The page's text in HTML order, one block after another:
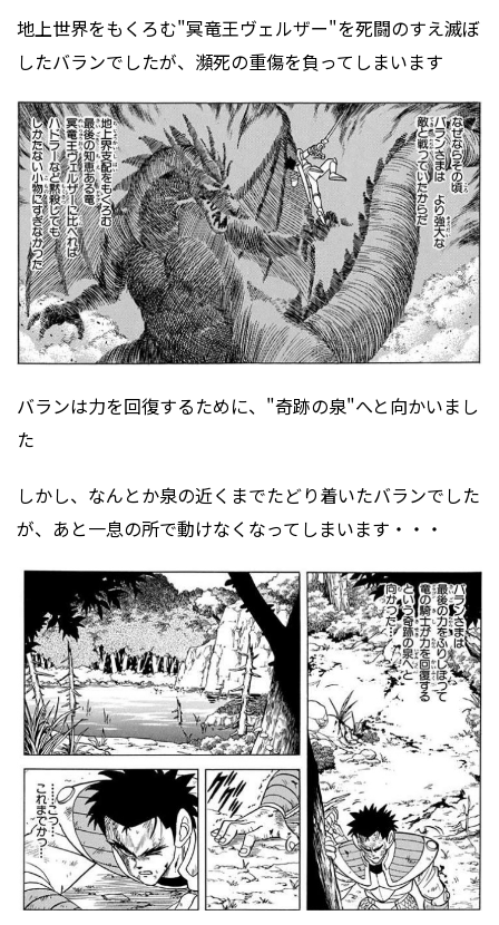
地上世界をもくろむ"冥竜王ヴェルザー"を死闘のすえ滅ぼ
したバランでしたが、瀕死の重傷を負ってしまいます
バランは力を回復するために、"奇跡の泉"へと向かいまし
た
しかし、なんとか泉の近くまでたどり着いたバランでした
が、あと一息の所で動けなくなってしまいます・・・